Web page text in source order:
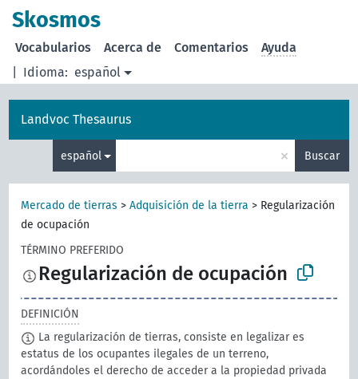
Skosmos
Idioma: español
Vocabularios Acerca de Comentarios Ayuda
Landvoc Thesaurus
español × Buscar
Mercado de tierras >Adquisición de la tierra > Regularización
de ocupación
TÉRMINO PREFERIDO
Regularización de ocupación
DEFINICIÓN
La regularización de tierras, consiste en legalizar es
estatus de los ocupantes ilegales de un terreno,
acordándoles el derecho de acceder a la propiedad privada